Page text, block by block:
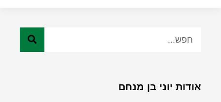
אודות יוני בן מנחם